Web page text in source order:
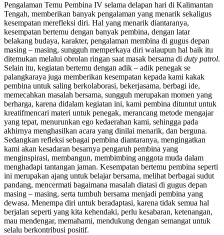
Pengalaman Temu Pembina IV selama delapan hari di Kalimantan
Tengah, memberikan banyak pengalaman yang menarik sekaligus
kesempatan merefleksi diri. Hal yang menarik diantaranya,
kesempatan bertemu dengan banyak pembina, dengan latar
belakang budaya, karakter, pengalaman membina di gugus depan
masing – masing, sungguh memperkaya diri walaupun hal baik itu
ditemukan melalui obrolan ringan saat masak bersama di duty patrol.
Selain itu, kegiatan bertemu dengan adik – adik penegak se
palangkaraya juga memberikan kesempatan kepada kami kakak
pembina untuk saling berkolaborasi, bekerjasama, berbagi ide,
memecahkan masalah bersama, sungguh merupakan momen yang
berharga, karena didalam kegiatan ini, kami pembina dituntut untuk
kreatifmencari materi untuk penegak, merancang metode mengajar
yang tepat, menurunkan ego kedaerahan kami, sehingga pada
akhirnya menghasilkan acara yang dinilai menarik, dan berguna.
Sedangkan refleksi sebagai pembina diantaranya, mengingatkan
kami akan kesadaran besarnya pengaruh pembina yang
menginspirasi, membangun, membimbing anggota muda dalam
menghadapi tantangan jaman. Kesempatan bertemu pembina seperti
ini merupakan ajang untuk belajar bersama, melihat berbagai sudut
pandang, mencermati bagaimana masalah diatasi di gugus depan
masing – masing, serta tumbuh bersama menjadi pembina yang
dewasa. Menempa diri untuk beradaptasi, karena tidak semua hal
berjalan seperti yang kita kehendaki, perlu kesabaran, ketenangan,
mau mendengar, memahami, mendukung dengan semangat untuk
selalu berkontribusi positif.